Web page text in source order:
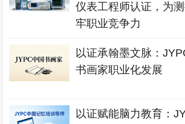
仪表工程师认证，为
牢职业竞争力
以证承翰墨文脉：
书画家职业化发展
以证赋能脑力教育：